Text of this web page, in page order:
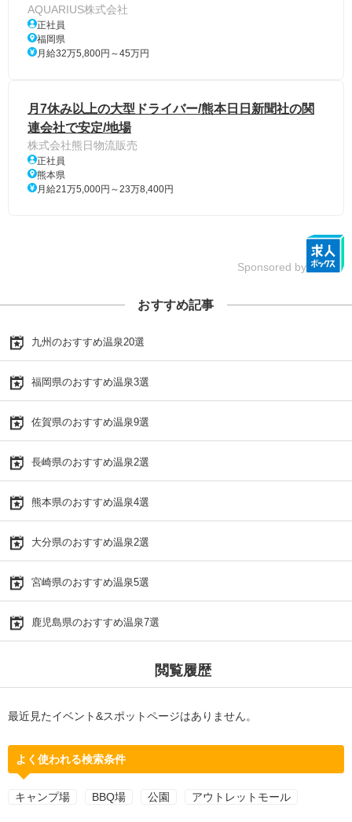
AQUARIUS株式会社
正社員
福岡県
月給32万5,800円～45万円
月7休み以上の大型ドライバー/熊本日日新聞社の関
連会社で安定/地場
株式会社熊日物流販売
正社員
熊本県
月給21万5,000円～23万8,400円
Sponsored by
おすすめ記事
九州のおすすめ温泉20選
福岡県のおすすめ温泉3選
佐賀県のおすすめ温泉9選
長崎県のおすすめ温泉2選
熊本県のおすすめ温泉4選
大分県のおすすめ温泉2選
宮崎県のおすすめ温泉5選
鹿児島県のおすすめ温泉7選
閲覧履歴
最近見たイベント&スポットページはありません。
よく使われる検索条件
キャンプ場 BBQ場 公園 アウトレットモール